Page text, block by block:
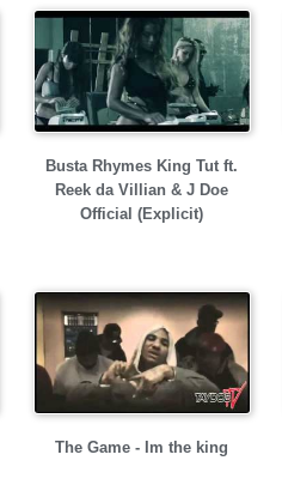
Busta Rhymes King Tut ft.
Reek da Villian & J Doe
Official (Explicit)
The Game - Im the king